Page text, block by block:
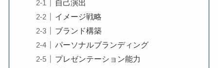
自己演出
イメージ戦略
ブランド構築
パーソナルブランディング
プレゼンテーション能力